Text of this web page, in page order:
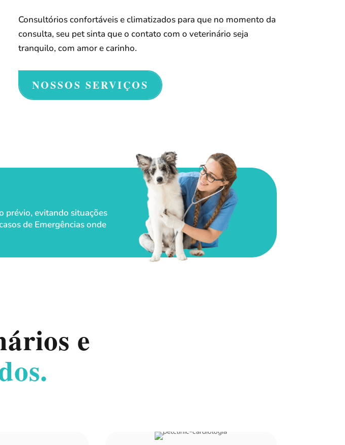
Consultórios confortáveis e climatizados para que no momento da
consulta, seu pet sinta que o contato com o veterinário seja
tranquilo, com amor e carinho.
NOSSOS SERVIÇOS
prévio, evitando situações
de Emergências onde
e